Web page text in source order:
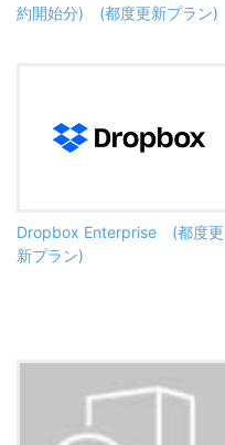
約開始分) (都度更新プラン)
Dropbox Enterprise (都度更
新プラン)